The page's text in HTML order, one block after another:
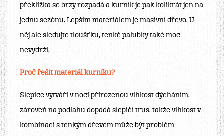
překližka se brzy rozpadá a kurník je pak kolikrát jen na
jednu sezónu. Lepším materiálem je masivní dřevo. U
něj ale sledujte tloušťku, tenké palubky také moc
nevydrží.
Proč řešit materiál kurníku?
Slepice vytváří v noci přirozenou vlhkost dýcháním,
zároveň na podlahu dopadá slepičí trus, takže vlhkost v
kombinaci s tenkým dřevem může být problém